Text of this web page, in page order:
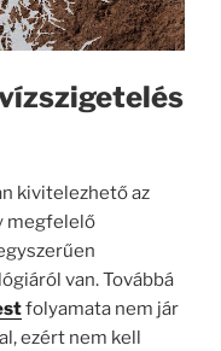
kivitelezhető az
megfelelő
van. Továbbá
folyamata nem jár
ezért nem kell